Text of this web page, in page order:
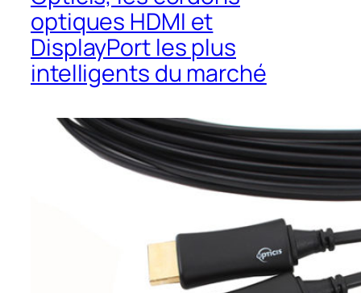
optiques HDMI et
DisplayPort les plus
intelligents du marché